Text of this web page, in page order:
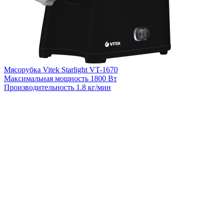
Мясорубка Vitek Starlight VT-1670
Максимальная мощность 1800 Вт
Производительность 1.8 кг/мин